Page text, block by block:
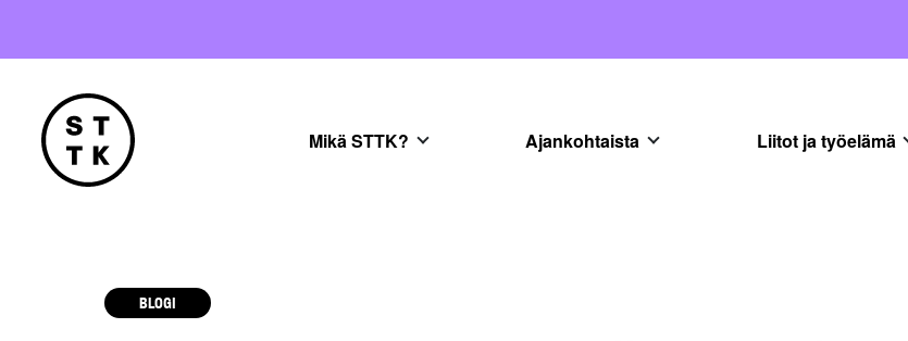
Mikä STTK? Ajankohtaista Liitot ja työelämä
BLOGI